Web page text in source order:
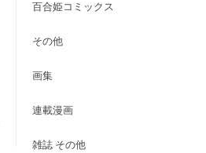
百合姫コミックス
その他
画集
連載漫画
雑誌 その他